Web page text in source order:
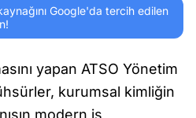
Google'da tercih edilen
yapan ATSO Yönetim
kurumsal kimliğin
modern iş